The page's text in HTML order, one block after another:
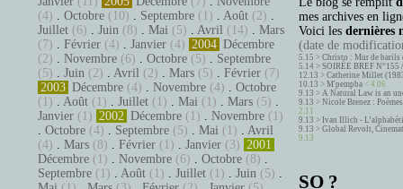
(4) . Octobre (10) . Septembre (1) . Août (2) .
Juillet (6) . Juin (8) . Mai (5) . Avril (14) . Mars
(7) . Février (4) . Janvier (4) 2004 Décembre
(2) . Novembre (6) . Octobre (5) . Septembre
(5) . Juin (2) . Avril (2) . Mars (5) . Février (7)
2003 Décembre (4) . Novembre (4) . Octobre
(1) . Août (1) . Juillet (1) . Mai (1) . Mars (5) .
Janvier (1) 2002 Décembre (1) . Novembre (1)
. Octobre (4) . Septembre (5) . Mai (1) . Avril
(4) . Mars (8) . Février (1) . Janvier (3) 2001
Décembre (1) . Novembre (6) . Octobre (8) .
Septembre (1) . Août (1) . Juillet (1) . Juin (5) .
mes archives en
Voici les dernières
(date de
5.15 > Christo : Mur de barils
5.14 > SOIRÉE BREF
12.13 > Catherine Millet
10.13 > M'pempba < 4.06
9.13 > A Natural Law is an
9.13 > Nicole Brenez :
2.11
9.13 > Ivan Illich -
9.13 > Global Revolt,
9.13
SO ?